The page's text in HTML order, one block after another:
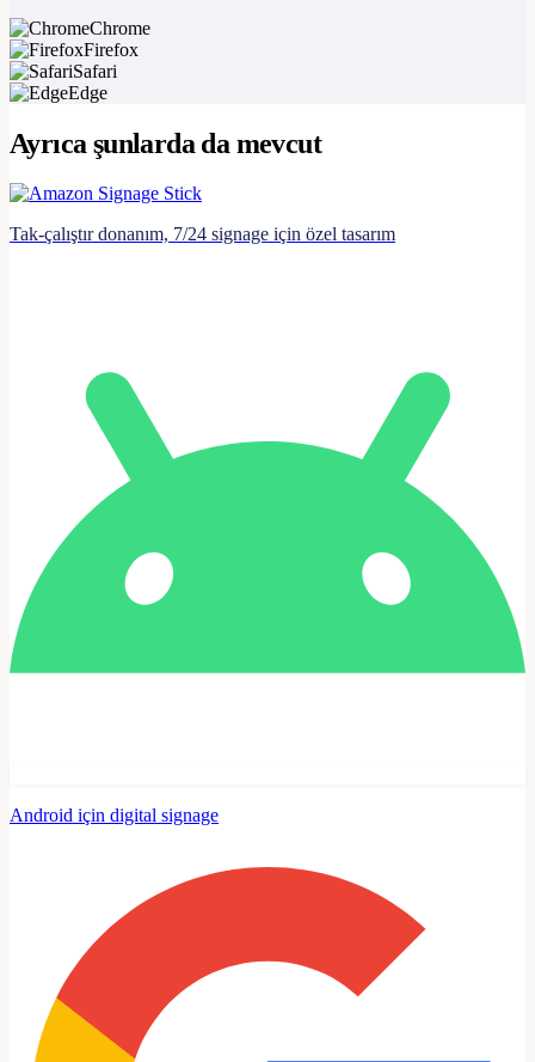
Chrome
Firefox
Safari
Edge
Ayrıca şunlarda da mevcut
Tak-çalıştır donanım, 7/24 signage için özel tasarım
Android için digital signage